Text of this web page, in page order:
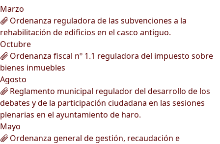
Marzo
Ordenanza reguladora de las subvenciones a la
rehabilitación de edificios en el casco antiguo.
Octubre
Ordenanza fiscal nº 1.1 reguladora del impuesto sobre
bienes inmuebles
Agosto
Reglamento municipal regulador del desarrollo de los
debates y de la participación ciudadana en las sesiones
plenarias en el ayuntamiento de haro.
Mayo
Ordenanza general de gestión, recaudación e